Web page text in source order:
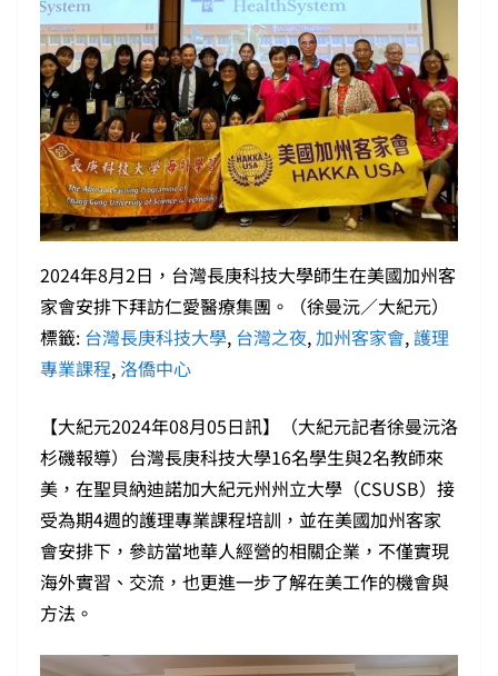
2024年8月2日，台灣長庚科技大學師生在美國加州客
家會安排下拜訪仁愛醫療集團。（徐曼沅／大紀元）
標籤: 台灣長庚科技大學, 台灣之夜, 加州客家會,護理
專業課程,洛僑中心
【大紀元2024年08月05日訊】（大紀元記者徐曼沅洛
杉磯報導）台灣長庚科技大學16名學生與2名教師來
美，在聖貝納迪諾加大紀元州州立大學（CSUSB）接
受為期4週的護理專業課程培訓，並在美國加州客家
會安排下，參訪當地華人經營的相關企業，不僅實現
海外實習、交流，也更進一步了解在美工作的機會與
方法。